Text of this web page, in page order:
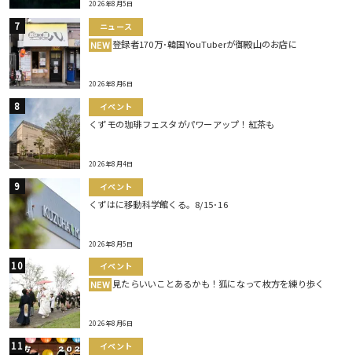
2026年8月5日
ニュース
NEW 登録者170万･韓国YouTuberが御殿山のお店に
2026年8月6日
イベント
くずモの珈琲フェスタがパワーアップ！紅茶も
2026年8月4日
イベント
くずはに移動科学館くる。8/15･16
2026年8月5日
イベント
NEW 見たらいいことあるかも！狐になって枚方を練り歩く
2026年8月6日
イベント